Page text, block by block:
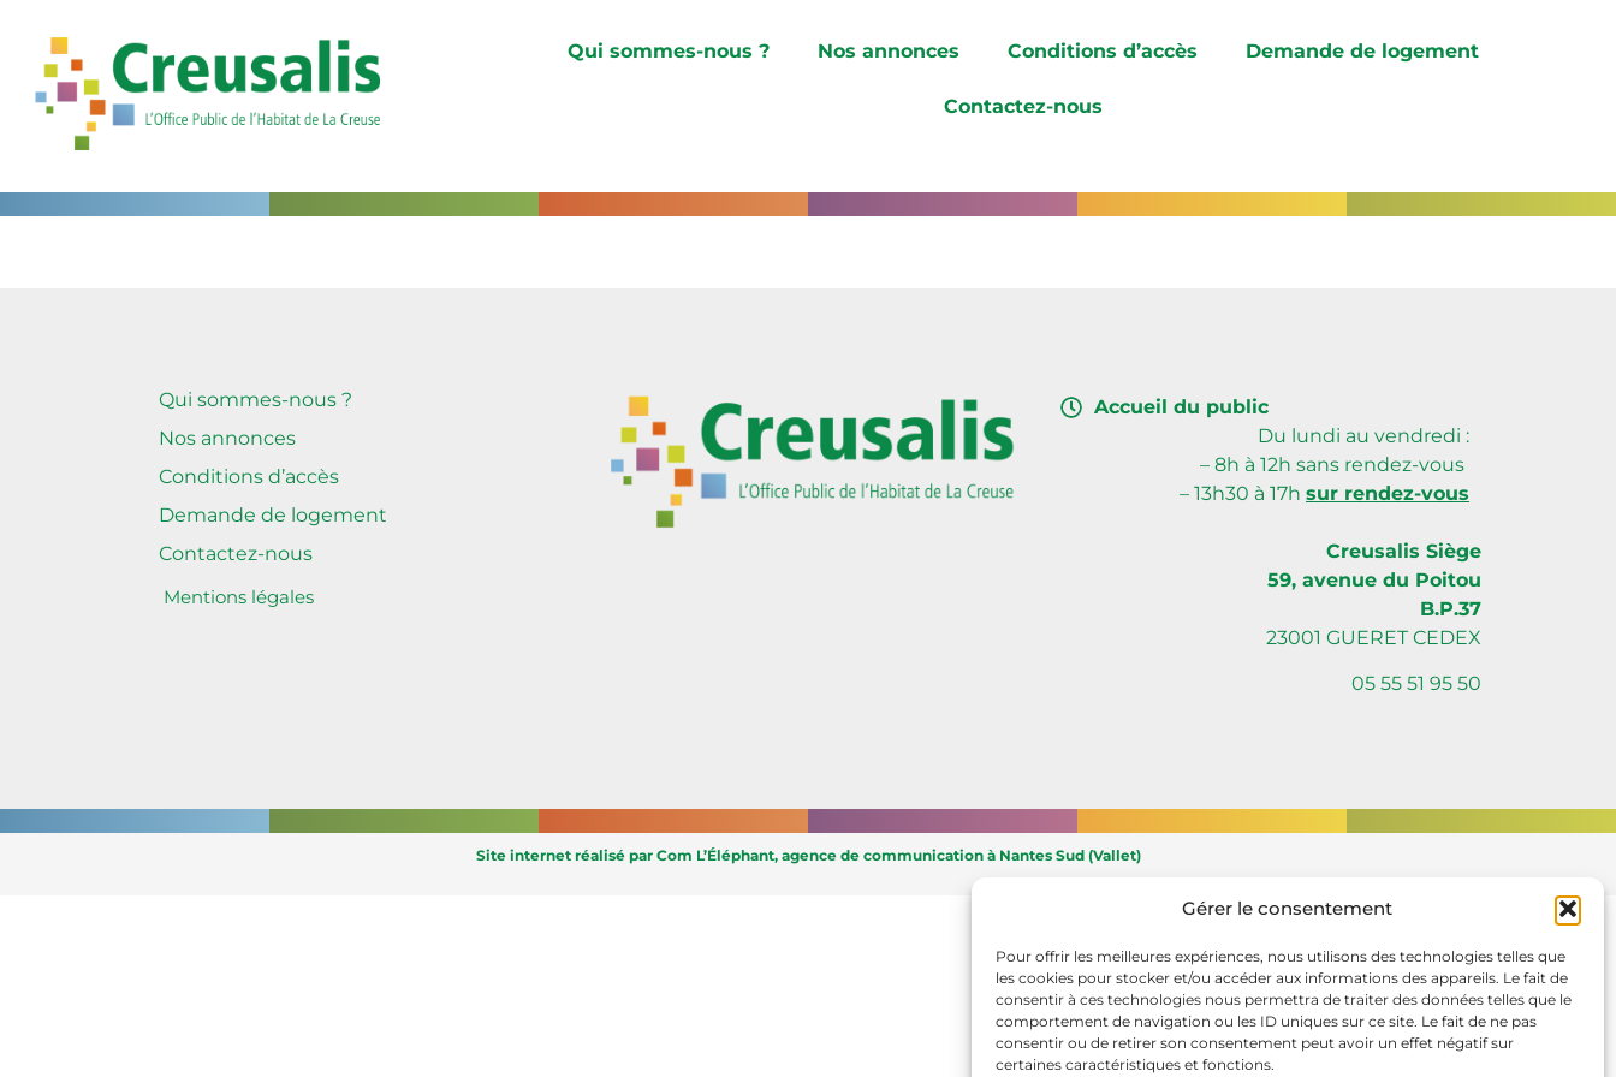
Gérer le consentement
Pour offrir les meilleures expériences, nous utilisons des technologies telles que
les cookies pour stocker et/ou accéder aux informations des appareils. Le fait de
consentir à ces technologies nous permettra de traiter des données telles que le
comportement de navigation ou les ID uniques sur ce site. Le fait de ne pas
consentir ou de retirer son consentement peut avoir un effet négatif sur
certaines caractéristiques et fonctions.
Qui sommes-nous ? Nos annonces Conditions d’accès Demande de logement
Contactez-nous
Qui sommes-nous ?
Nos annonces
Conditions d’accès
Demande de logement
Contactez-nous
Mentions légales
Accueil du public
Du lundi au vendredi :
– 8h à 12h sans rendez-vous
– 13h30 à 17h sur rendez-vous
Creusalis Siège
59, avenue du Poitou
B.P.37
23001 GUERET CEDEX
05 55 51 95 50
Site internet réalisé par Com L’Éléphant, agence de communication à Nantes Sud (Vallet)